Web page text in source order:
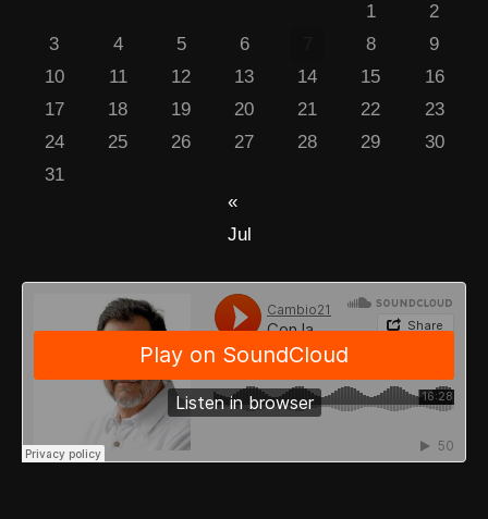
1
2
3
4 5 6 8
9
10
11 12 13 14 15
16
17
18 19 20 21 22
23
24
25 26 27 28 29
30
31
«
Jul